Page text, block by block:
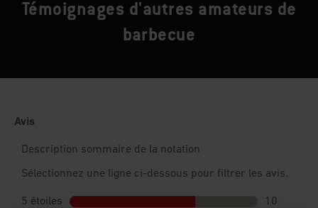
Témoignages d'autres amateurs de
barbecue